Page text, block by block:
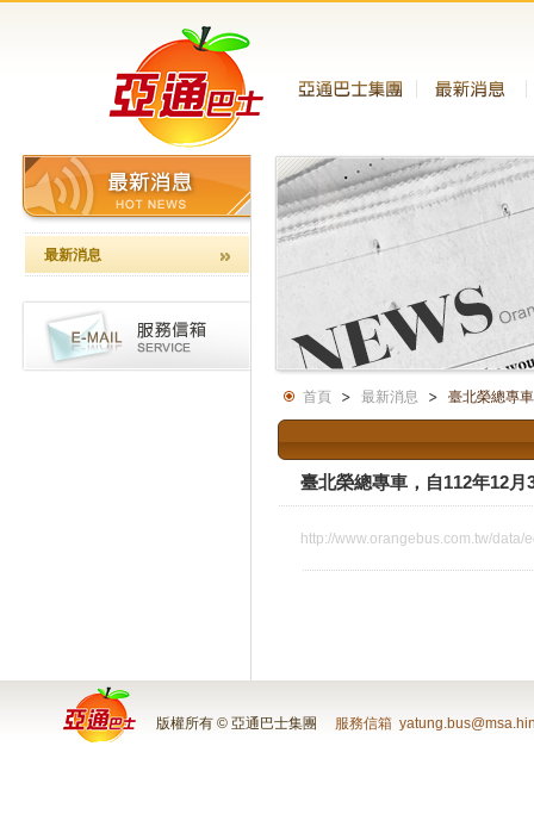
最新消息
首頁 最新消息 臺北榮總專
臺北榮總專車，自112年12月
http://www.orangebus.com.tw/
版權所有 © 亞通巴士集團 服務信箱